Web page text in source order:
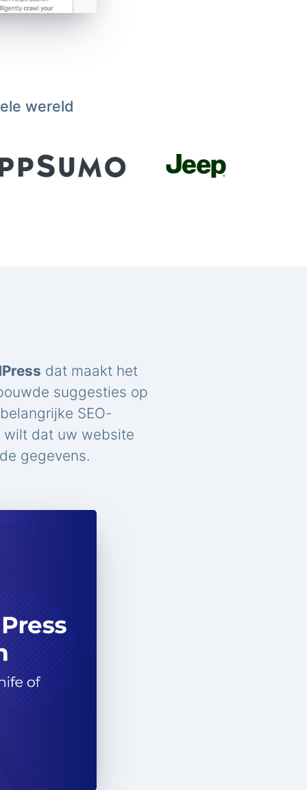
wereld
dat maakt het
suggesties op
SEO-
wilt dat uw website
gegevens.